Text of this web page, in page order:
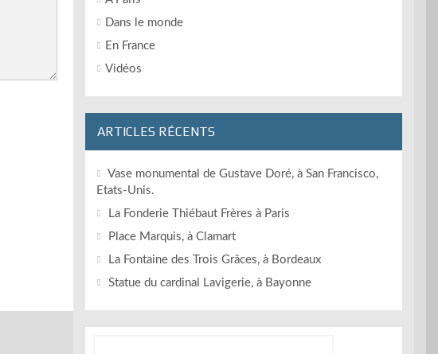
Dans le monde
En France
Vidéos
ARTICLES RÉCENTS
Vase monumental de Gustave Doré, à San Francisco,
Etats-Unis.
La Fonderie Thiébaut Frères à Paris
Place Marquis, à Clamart
La Fontaine des Trois Grâces, à Bordeaux
Statue du cardinal Lavigerie, à Bayonne